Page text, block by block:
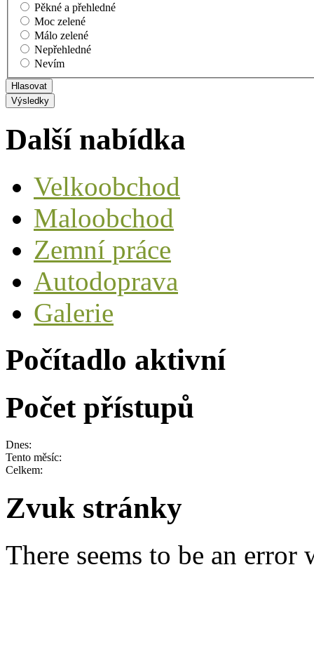
Pěkné a přehledné
Moc zelené
Málo zelené
Nepřehledné
Nevím
Další nabídka
Velkoobchod
Maloobchod
Zemní práce
Autodoprava
Galerie
Počítadlo aktivní
Počet přístupů
Dnes:
Tento měsíc:
Celkem:
Zvuk stránky
There seems to be an